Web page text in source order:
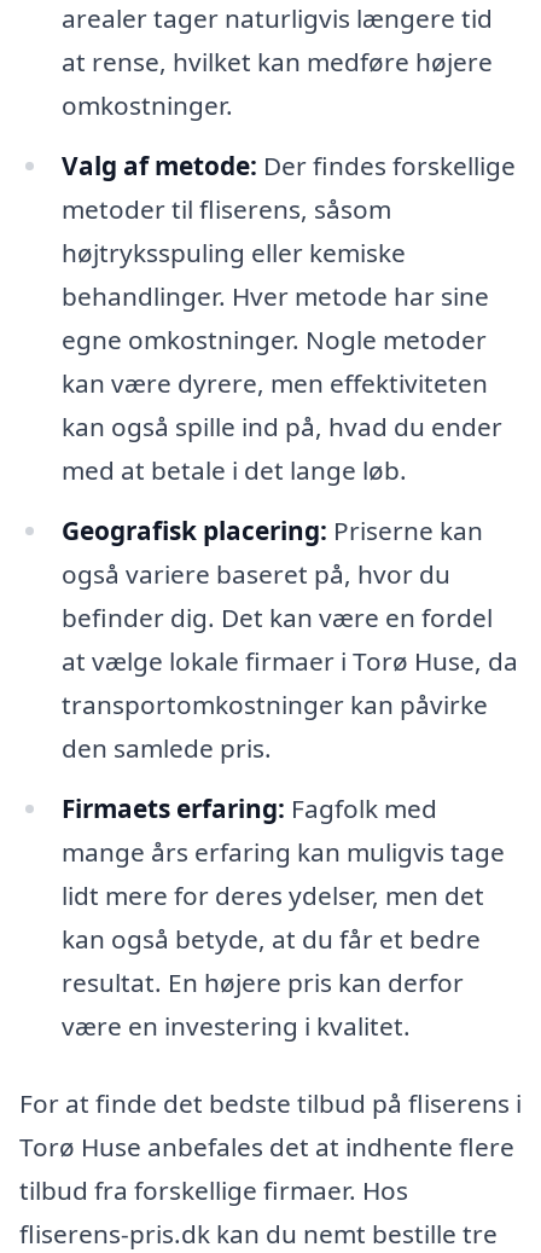
arealer tager naturligvis længere tid
at rense, hvilket kan medføre højere
omkostninger.
Valg af metode: Der findes forskellige
metoder til fliserens, såsom
højtryksspuling eller kemiske
behandlinger. Hver metode har sine
egne omkostninger. Nogle metoder
kan være dyrere, men effektiviteten
kan også spille ind på, hvad du ender
med at betale i det lange løb.
Geografisk placering: Priserne kan
også variere baseret på, hvor du
befinder dig. Det kan være en fordel
at vælge lokale firmaer i Torø Huse, da
transportomkostninger kan påvirke
den samlede pris.
Firmaets erfaring: Fagfolk med
mange års erfaring kan muligvis tage
lidt mere for deres ydelser, men det
kan også betyde, at du får et bedre
resultat. En højere pris kan derfor
være en investering i kvalitet.
For at finde det bedste tilbud på fliserens i
Torø Huse anbefales det at indhente flere
tilbud fra forskellige firmaer. Hos
fliserens-pris.dk kan du nemt bestille tre